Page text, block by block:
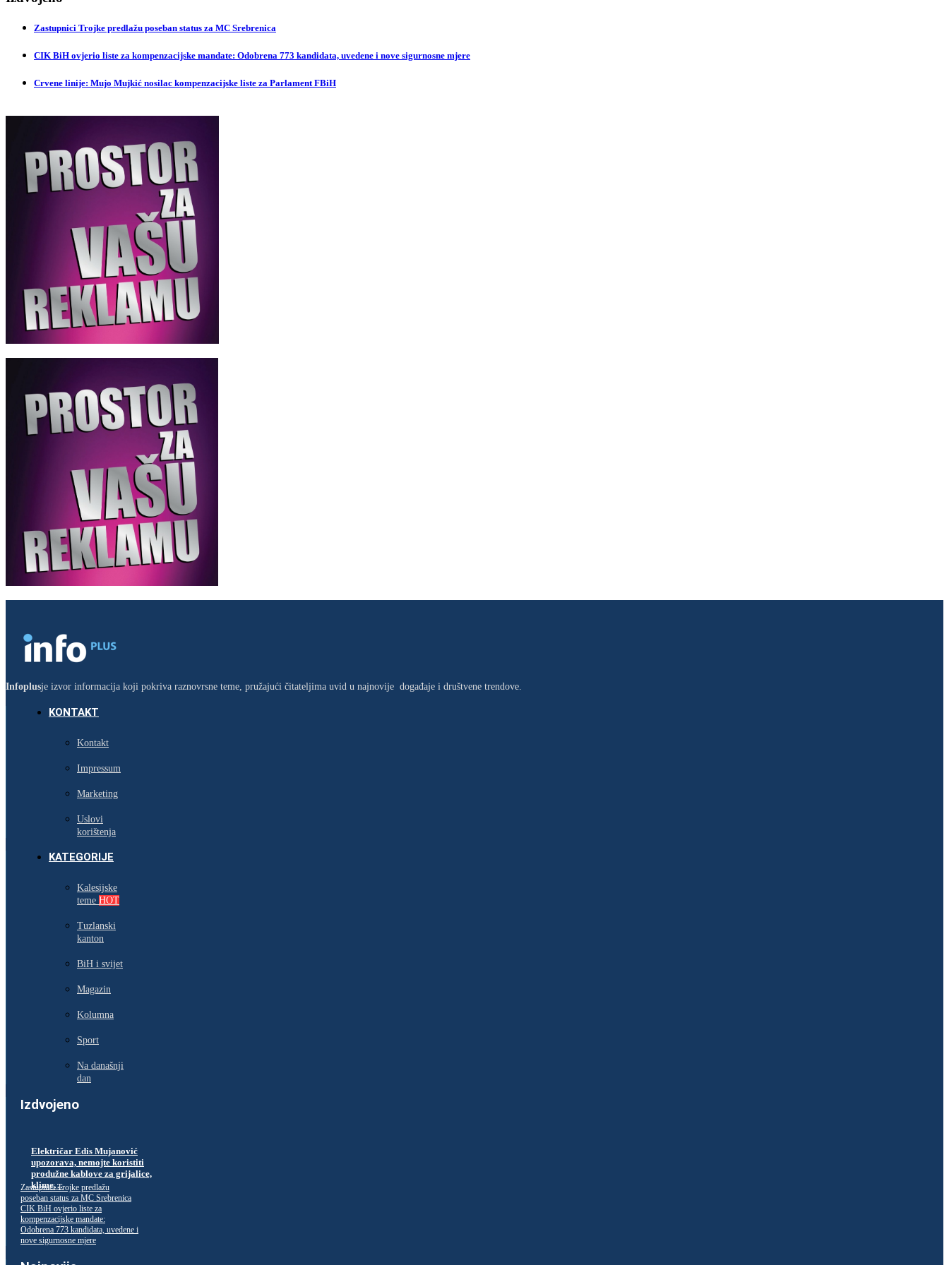
Zastupnici Trojke predlažu poseban status za MC Srebrenica
CIK BiH ovjerio liste za kompenzacijske mandate: Odobrena 773 kandidata, uvedene i nove sigurnosne mjere
Crvene linije: Mujo Mujkić nosilac kompenzacijske liste za Parlament FBiH
Infoplusje izvor informacija koji pokriva raznovrsne teme, pružajući čitateljima uvid u najnovije događaje i društvene trendove.
KONTAKT
Kontakt
Impressum
Marketing
Uslovi
korištenja
KATEGORIJE
Kalesijske
teme HOT
Tuzlanski
kanton
BiH i svijet
Magazin
Kolumna
Sport
Na današnji
dan
Izdvojeno
Električar Edis Mujanović
upozorava, nemojte koristiti
produžne kablove za grijalice,
klime…
Zastupnici Trojke predlažu
poseban status za MC Srebrenica
CIK BiH ovjerio liste za
kompenzacijske mandate:
Odobrena 773 kandidata, uvedene i
nove sigurnosne mjere